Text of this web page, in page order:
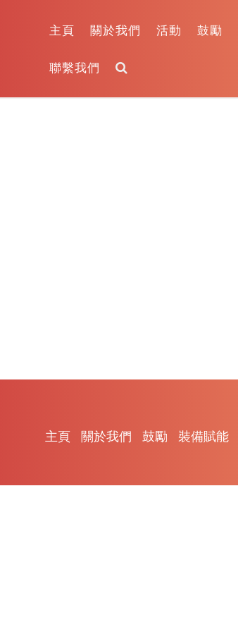
主頁 關於我們 活動 鼓勵
聯繫我們
主頁 關於我們 鼓勵 裝備賦能